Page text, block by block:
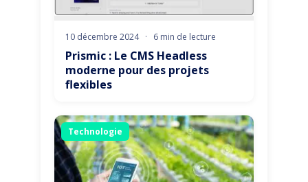
10 décembre 2024 · 6 min de lecture
Prismic : Le CMS Headless
moderne pour des projets
flexibles
Technologie